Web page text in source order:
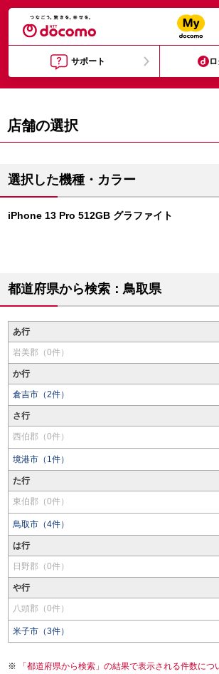
サポート
店舗の選択
選択した機種・カラー
iPhone 13 Pro 512GB グラファイト
都道府県から検索：鳥取県
あ行
岩美郡（0件）
か行
倉吉市（2件）
さ行
西伯郡（0件）
境港市（1件）
た行
東伯郡（0件）
鳥取市（4件）
は行
日野郡（0件）
や行
八頭郡（0件）
米子市（3件）
「都道府県から検索」の結果で表示される件数に